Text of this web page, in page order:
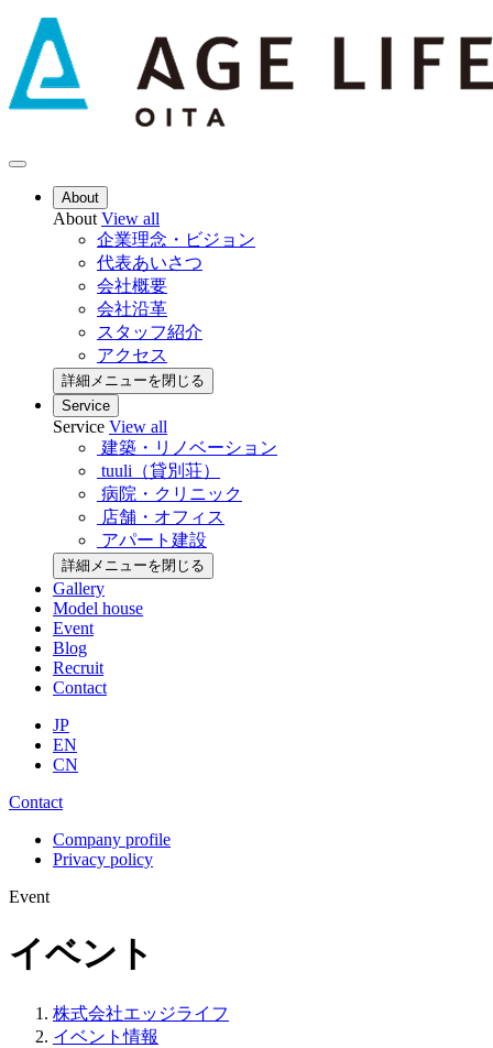
About
About View all
企業理念・ビジョン
代表あいさつ
会社概要
会社沿革
スタッフ紹介
アクセス
詳細メニューを閉じる
Service
Service View all
建築・リノベーション
tuuli（貸別荘）
病院・クリニック
店舗・オフィス
アパート建設
詳細メニューを閉じる
Gallery
Model house
Event
Blog
Recruit
Contact
JP
EN
CN
Contact
Company profile
Privacy policy
Event
イベント
株式会社エッジライフ
イベント情報